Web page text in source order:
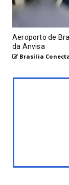
Aeroporto de
da Anvisa
Brasília